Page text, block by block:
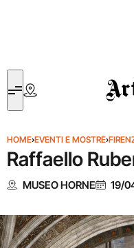
HOME›EVENTI E MOSTRE›
Raffaello
MUSEO HORNE 19/